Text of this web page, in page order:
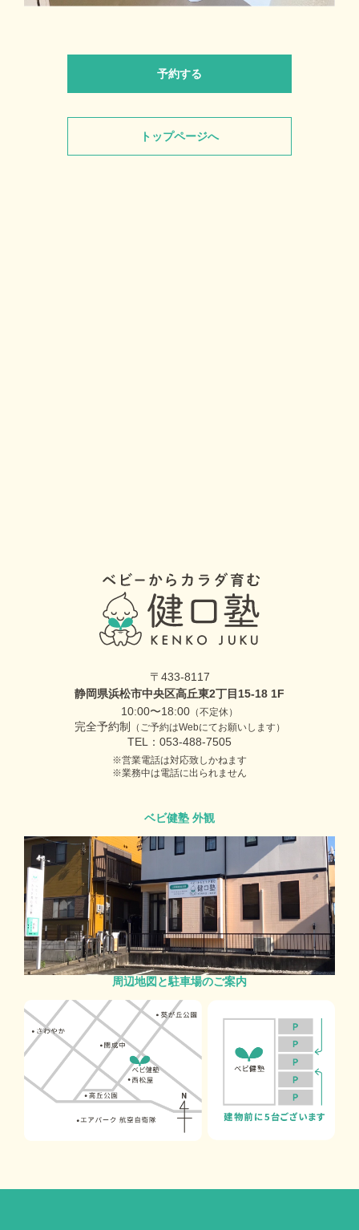
予約する
トップページへ
〒433-8117
静岡県浜松市中央区高丘東2丁目15-18 1F
10:00〜18:00 （不定休）
完全予約制 （ご予約はWebにてお願いします）
TEL：053-488-7505
営業電話は対応致しかねます
業務中は電話に出られません
ベビ健塾 外観
周辺地図と駐車場のご案内